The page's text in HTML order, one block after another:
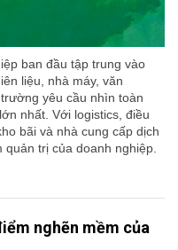
ban đầu tập trung vào
liệu, nhà máy, văn
yêu cầu nhìn toàn
nhất. Với logistics, điều
bãi và nhà cung cấp dịch
trị của doanh nghiệp.
nghẽn mềm của